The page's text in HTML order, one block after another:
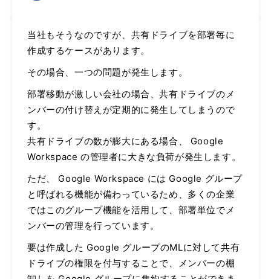
当社もそうなのですが、共有ドライブを部署毎に
作成するケースがあります。
その場合、一つの問題が発生します。
部署移動が激しい会社の場合、共有ドライブのメ
ンバーの付け替えが定期的に発生してしまうので
す。
共有ドライブの数が膨大にある場合、 Google
Workspace の管理者に大きな負荷が発生します。
ただ、 Google Workspace には Google グループ
と呼ばれる機能が備わっているため、多くの企業
ではこのグループ機能を活用して、部署単位でメ
ンバーの管理を行っています。
要は作成した Google グループのMLに対して共有
ドライブの権限を付与することで、メンバーの棚